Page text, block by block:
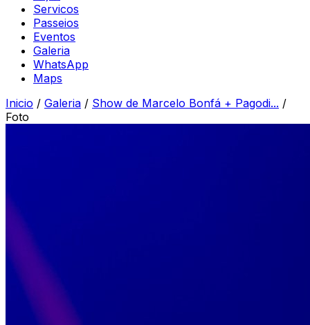
Servicos
Passeios
Eventos
Galeria
WhatsApp
Maps
Inicio / Galeria / Show de Marcelo Bonfá + Pagodi... /
Foto